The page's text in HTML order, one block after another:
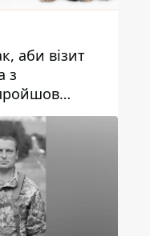
аби візит
з
поради